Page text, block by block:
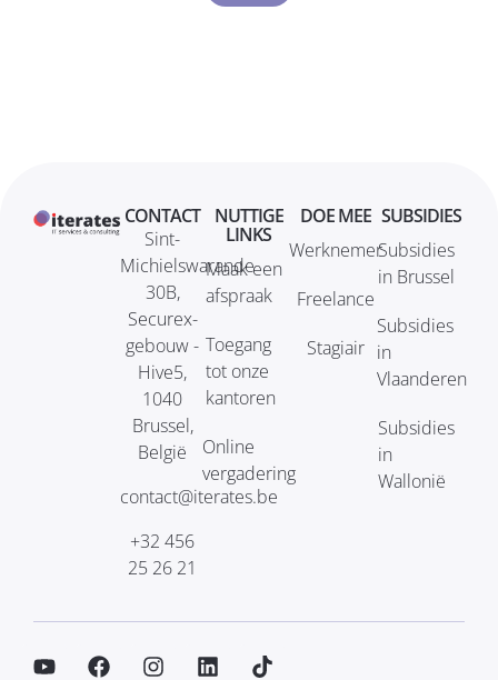
CONTACT
Sint-
Michielswarande
30B,
Securex-
gebouw -
Hive5,
1040
Brussel,
België
contact@iterates.be
+32 456
25 26 21
NUTTIGE
LINKS
Maak een
afspraak
Toegang
tot onze
kantoren
Online
vergadering
DOE MEE
Werknemer
Freelance
Stagiair
SUBSIDIES
Subsidies
in Brussel
Subsidies
in
Vlaanderen
Subsidies
in
Wallonië